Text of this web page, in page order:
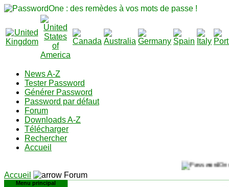
News A-Z
Tester Password
Générer Password
Password par défaut
Forum
Downloads A-Z
Télécharger
Rechercher
Accueil
Accueil Forum
Menu principal